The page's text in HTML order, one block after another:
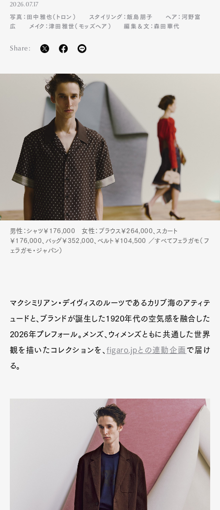
2026.07.17
写真：田中雅也（トロン）
スタイリング：飯島朋子
ヘア：河野富
広
メイク：津田雅世（モッズヘア） 編集＆文：森田華代
Share:
男性：シャツ￥176,000 女性：ブラウス￥264,000、スカート
￥176,000、バッグ￥352,000、ベルト￥104,500 ／すべてフェラガモ（フ
ェラガモ・ジャパン）
マクシミリアン・デイヴィスのルーツであるカリブ海のアティテ
ュードと、ブランドが誕生した1920年代の空気感を融合した
2026年プレフォール。メンズ、ウィメンズともに共通した世界
観を描いたコレクションを、figaro.jpとの連動企画 で届け
る。